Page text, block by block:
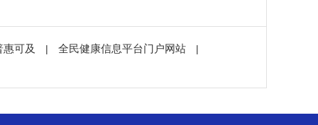
可及 | 全民健康信息平台门户网站 |